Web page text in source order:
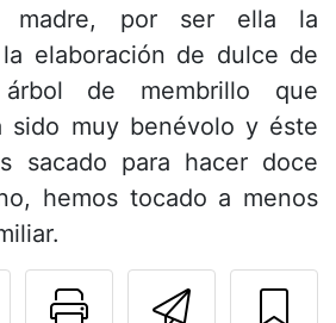
madre, por ser ella la
elaboración de dulce de
de membrillo que
sido muy benévolo y éste
sacado para hacer doce
hemos tocado a menos
Imprimir
Preguntar al autor